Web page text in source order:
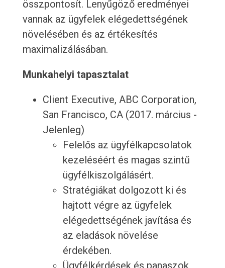
összpontosít. Lenyűgöző eredményei
vannak az ügyfelek elégedettségének
növelésében és az értékesítés
maximalizálásában.
Munkahelyi tapasztalat
Client Executive, ABC Corporation,
San Francisco, CA (2017. március -
Jelenleg)
Felelős az ügyfélkapcsolatok
kezeléséért és magas szintű
ügyfélkiszolgálásért.
Stratégiákat dolgozott ki és
hajtott végre az ügyfelek
elégedettségének javítása és
az eladások növelése
érdekében.
Ügyfélkérdések és panaszok